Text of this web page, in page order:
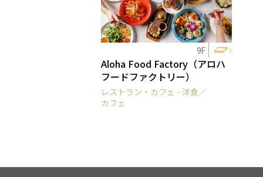
9F
Aloha Food Factory（アロハ
フードファクトリー）
レストラン・カフェ - 洋食／
カフェ